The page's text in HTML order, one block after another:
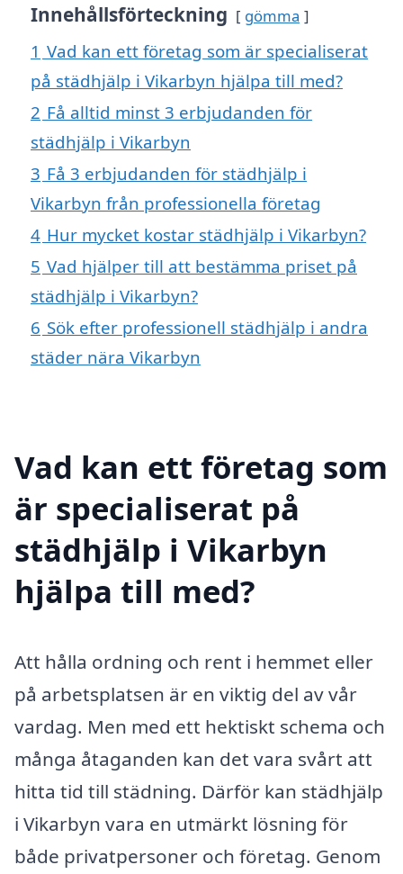
Innehållsförteckning gömma
1 Vad kan ett företag som är specialiserat
på städhjälp i Vikarbyn hjälpa till med?
2 Få alltid minst 3 erbjudanden för
städhjälp i Vikarbyn
3 Få 3 erbjudanden för städhjälp i
Vikarbyn från professionella företag
4 Hur mycket kostar städhjälp i Vikarbyn?
5 Vad hjälper till att bestämma priset på
städhjälp i Vikarbyn?
6 Sök efter professionell städhjälp i andra
städer nära Vikarbyn
Vad kan ett företag som
är specialiserat på
städhjälp i Vikarbyn
hjälpa till med?
Att hålla ordning och rent i hemmet eller
på arbetsplatsen är en viktig del av vår
vardag. Men med ett hektiskt schema och
många åtaganden kan det vara svårt att
hitta tid till städning. Därför kan städhjälp
i Vikarbyn vara en utmärkt lösning för
både privatpersoner och företag. Genom